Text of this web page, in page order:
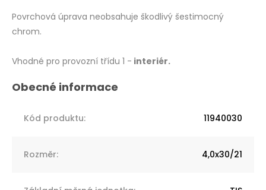
Povrchová úprava neobsahuje škodlivý šestimocný
chrom.
Vhodné pro provozní třídu 1 - interiér.
Kód produktu: 11940030
Rozměr: 4,0x30/21